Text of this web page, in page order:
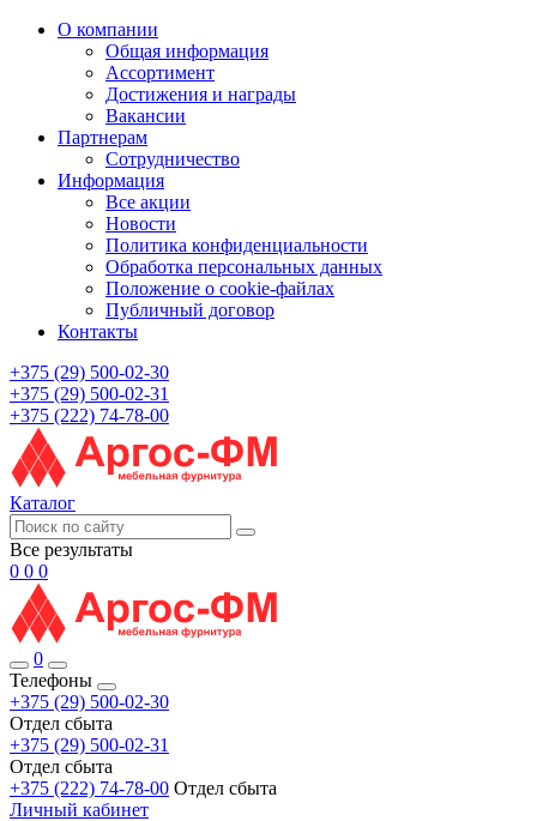
О компании
Общая информация
Ассортимент
Достижения и награды
Вакансии
Партнерам
Сотрудничество
Информация
Все акции
Новости
Политика конфиденциальности
Обработка персональных данных
Положение о cookie-файлах
Публичный договор
Контакты
+375 (29) 500-02-30
+375 (29) 500-02-31
+375 (222) 74-78-00
Каталог
Все результаты
0 0 0
0
Телефоны
+375 (29) 500-02-30
Отдел сбыта
+375 (29) 500-02-31
Отдел сбыта
+375 (222) 74-78-00 Отдел сбыта
Личный кабинет